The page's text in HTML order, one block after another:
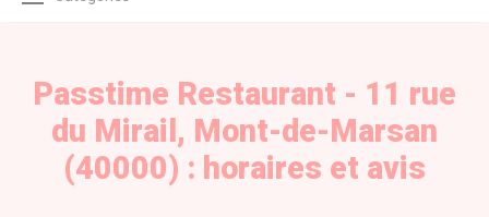
Passtime Restaurant - 11 rue
du Mirail, Mont-de-Marsan
(40000) : horaires et avis